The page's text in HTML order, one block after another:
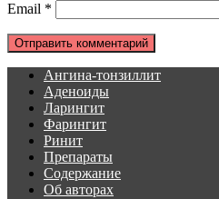
Email *
Ангина-тонзиллит
Аденоиды
Ларингит
Фарингит
Ринит
Препараты
Содержание
Об авторах